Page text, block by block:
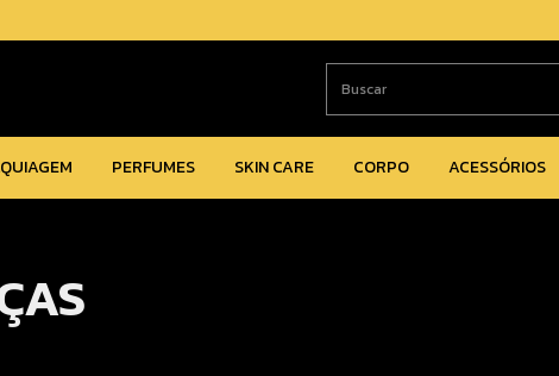
PERFUMES SKIN CARE CORPO ACESSÓRIOS